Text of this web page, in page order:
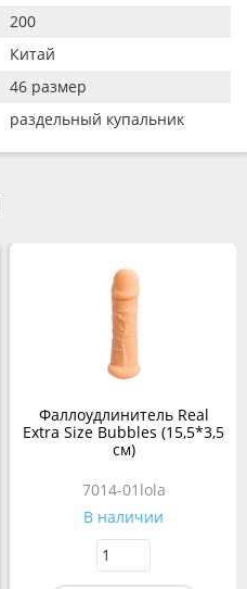
200
Китай
46 размер
раздельный купальник
Фаллоудлинитель Real
Extra Size Bubbles (15,5*3,5
см)
7014-01lola
В наличии